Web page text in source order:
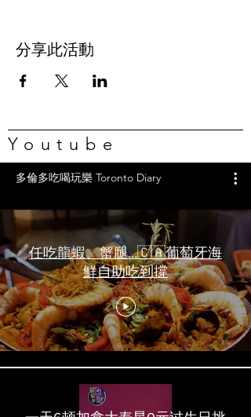
分享此活動
Youtube
多倫多吃喝玩樂 Toronto Diary
任吃龍蝦、蟹腿…🇨🇦葡萄牙海
鮮自助吃到撐